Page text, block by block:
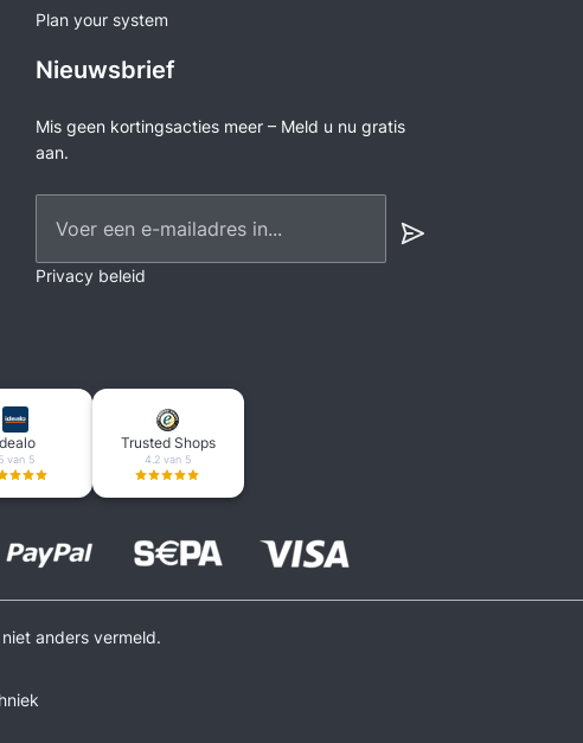
Plan your system
Nieuwsbrief
Mis geen kortingsacties meer – Meld u nu gratis
aan.
Privacy beleid
5 van 5
Trusted Shops
4.2 van 5
anders vermeld.